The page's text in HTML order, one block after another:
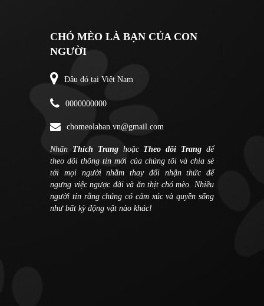
CHÓ MÈO LÀ BẠN CỦA CON
NGƯỜI
Đâu đó tại Việt Nam
0000000000
chomeolaban.vn@gmail.com
Nhấn Thích Tranghoặc Theo dõi Trang để
theo dõi thông tin mới của chúng tôi và chia sẻ
tới mọi người nhằm thay đổi nhận thức để
ngưng việc ngược đãi và ăn thịt chó mèo. Nhiều
người tin rằng chúng có cảm xúc và quyền sống
như bất kỳ động vật nào khác!